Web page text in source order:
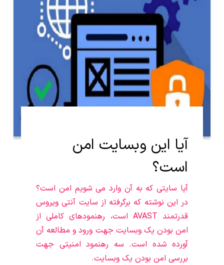
آیا این وبسایت امن
است؟
آیا سایتی که به آن وارد می شویم امن است؟
در این نوشته که برگرفته از سایت آنتی ویروس
قدرتمند AVAST است، رهنمودهای کاملی از
امن بودن یک وبسایت جهت ورود و مطالعه آن
آورده شده است. سه رهنمود امنیتی جهت
بررسی امن بودن یک وبسایت.